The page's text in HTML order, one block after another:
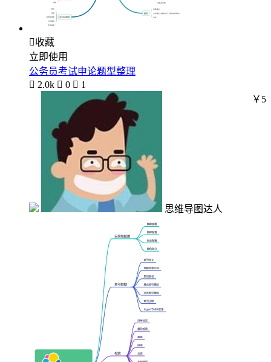
收藏
立即使用
公务员考试申论题型整理
 2.0k  0  1
思维导图达人
￥5